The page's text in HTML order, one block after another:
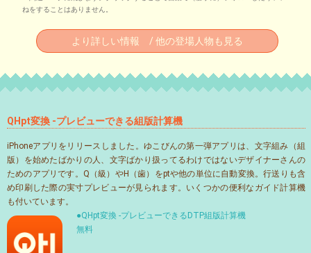
ねをすることはありません。
より詳しい情報 / 他の登場人物も見る
QHpt変換 -プレビューできる組版計算機
iPhoneアプリをリリースしました。ゆこびんの第一弾アプリは、文字組み（組
版）を始めたばかりの人、文字ばかり扱ってるわけではないデザイナーさんの
ためのアプリです。Q（級）やH（歯）をptや他の単位に自動変換。行送りも含
め印刷した際の実寸プレビューが見られます。いくつかの便利なガイド計算機
も付いています。
●QHpt変換 -プレビューできるDTP組版計算機
無料